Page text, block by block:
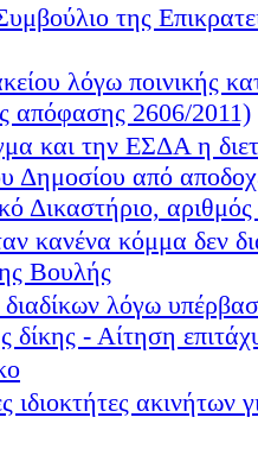
της
λόγω ποινικής
απόφασης 2606/2011)
και την ΕΣΔΑ η
Δημοσίου από
Δικαστήριο,
κανένα κόμμα δεν
Βουλής
λόγω
δίκης - Αίτηση
ιδιοκτήτες ακινήτων